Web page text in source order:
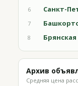
6
Санкт-
7
8
Архив
Средняя цена